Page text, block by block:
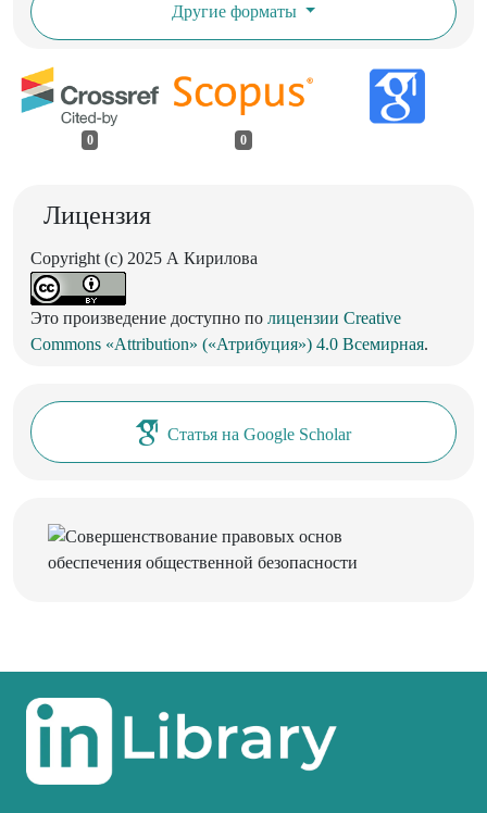
Другие форматы
0 0
Лицензия
Copyright (c) 2025 А Кирилова
Это произведение доступно по лицензии Creative
Commons «Attribution» («Атрибуция») 4.0 Всемирная.
Статья на Google Scholar